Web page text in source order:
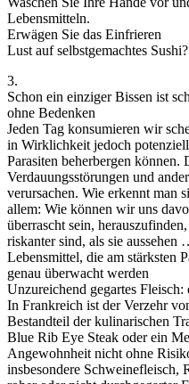
Lebensmitteln.
Erwägen Sie das Einfrieren
Lust auf selbstgemachtes Sushi?
3.
Schon ein einziger Bissen ist
ohne Bedenken
Jeden Tag konsumieren wir
in Wirklichkeit jedoch
Parasiten beherbergen können.
Verdauungsstörungen und
verursachen. Wie erkennt man
allem: Wie können wir uns
überrascht sein,
riskanter sind, als sie aussehen
Lebensmittel, die am stärksten
genau überwacht werden
Unzureichend gegartes Fleisch:
In Frankreich ist der Verzehr
Bestandteil der kulinarischen
Blue Rib Eye Steak oder ein
Angewohnheit nicht ohne
insbesondere Schweinefleisch,